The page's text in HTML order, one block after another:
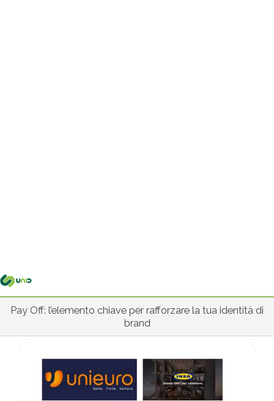
Pay Off: l’elemento chiave per rafforzare la tua identità di
brand